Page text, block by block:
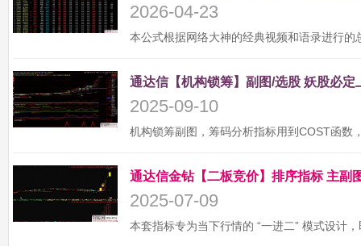
2026-04-23
2025-09-10
2025-07-09